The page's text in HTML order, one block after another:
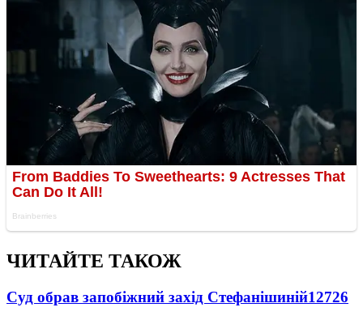
ЧИТАЙТЕ ТАКОЖ
Суд обрав запобіжний захід Стефанішиній12726